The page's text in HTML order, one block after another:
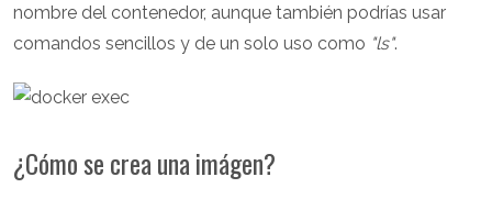
nombre del contenedor, aunque también podrías usar
comandos sencillos y de un solo uso como "ls".
¿Cómo se crea una imágen?